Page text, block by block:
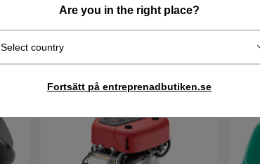
Are you in the right place?
Select country
Fortsätt på entreprenadbutiken.se